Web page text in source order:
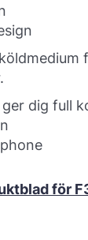
dig full
för